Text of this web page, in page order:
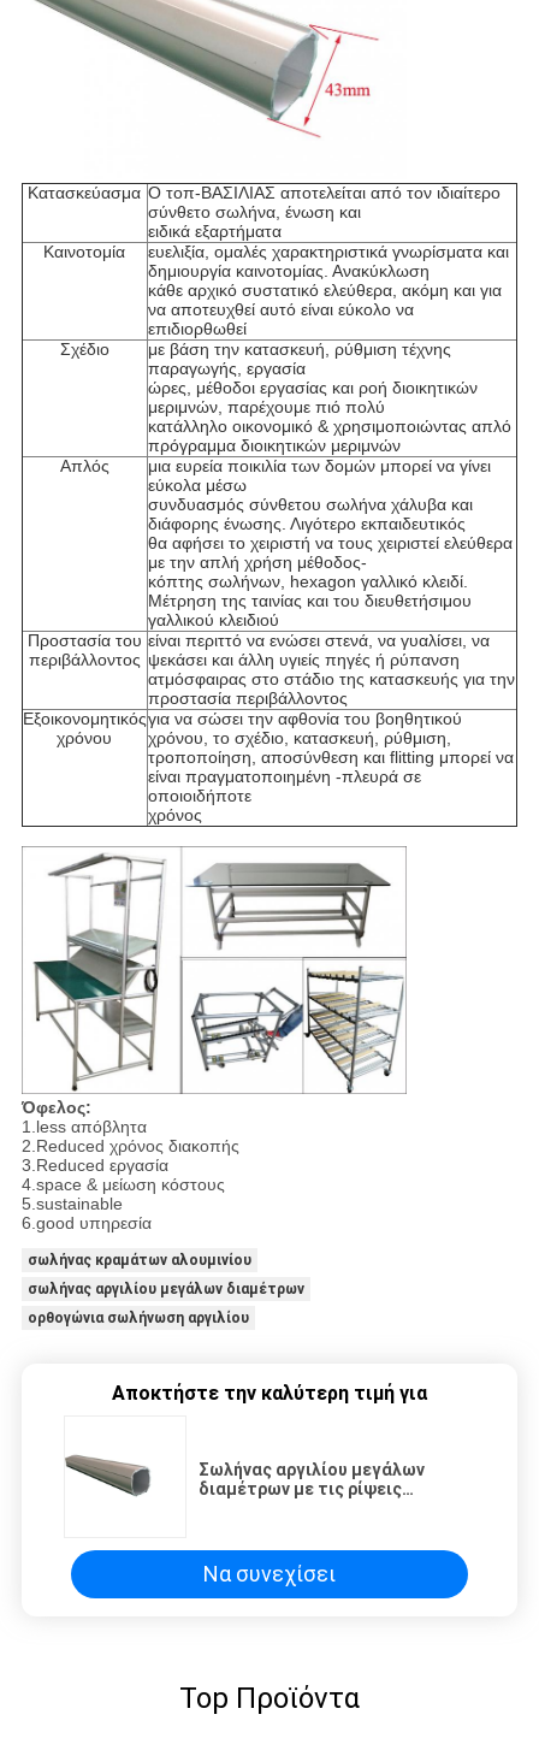
Κατασκεύασμα Ο τοπ-ΒΑΣΙΛΙΑΣ αποτελείται από τον ιδιαίτερο
σύνθετο σωλήνα, ένωση και
ειδικά εξαρτήματα
Καινοτομία
ευελιξία, ομαλές χαρακτηριστικά γνωρίσματα και
δημιουργία καινοτομίας. Ανακύκλωση
κάθε αρχικό συστατικό ελεύθερα, ακόμη και για
να αποτευχθεί αυτό είναι εύκολο να
επιδιορθωθεί
Σχέδιο
με βάση την κατασκευή, ρύθμιση τέχνης
παραγωγής, εργασία
ώρες, μέθοδοι εργασίας και ροή διοικητικών
μεριμνών, παρέχουμε πιό πολύ
κατάλληλο οικονομικό & χρησιμοποιώντας απλό
πρόγραμμα διοικητικών μεριμνών
Απλός
μια ευρεία ποικιλία των δομών μπορεί να γίνει
εύκολα μέσω
συνδυασμός σύνθετου σωλήνα χάλυβα και
διάφορης ένωσης. Λιγότερο εκπαιδευτικός
θα αφήσει το χειριστή να τους χειριστεί ελεύθερα
με την απλή χρήση μέθοδος-
κόπτης σωλήνων, hexagon γαλλικό κλειδί.
Μέτρηση της ταινίας και του διευθετήσιμου
γαλλικού κλειδιού
Προστασία του
περιβάλλοντος
είναι περιττό να ενώσει στενά, να γυαλίσει, να
ψεκάσει και άλλη υγιείς πηγές ή ρύπανση
ατμόσφαιρας στο στάδιο της κατασκευής για την
προστασία περιβάλλοντος
Εξοικονομητικός
χρόνου
για να σώσει την αφθονία του βοηθητικού
χρόνου, το σχέδιο, κατασκευή, ρύθμιση,
τροποποίηση, αποσύνθεση και flitting μπορεί να
είναι πραγματοποιημένη -πλευρά σε
οποιοιδήποτε
χρόνος
Όφελος:
1.less απόβλητα
2.Reduced χρόνος διακοπής
3.Reduced εργασία
4.space & μείωση κόστους
5.sustainable
6.good υπηρεσία
σωλήνας κραμάτων αλουμινίου
σωλήνας αργιλίου μεγάλων διαμέτρων
ορθογώνια σωλήνωση αργιλίου
Αποκτήστε την καλύτερη τιμή για
Σωλήνας αργιλίου μεγάλων
διαμέτρων με τις ρίψεις
επιφάνειας
Να συνεχίσει
Top Προϊόντα